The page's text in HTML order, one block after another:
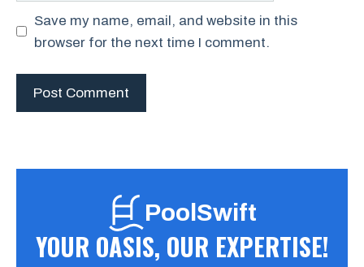
Save my name, email, and website in this
browser for the next time I comment.
PoolSwift
YOUR OASIS, OUR EXPERTISE!